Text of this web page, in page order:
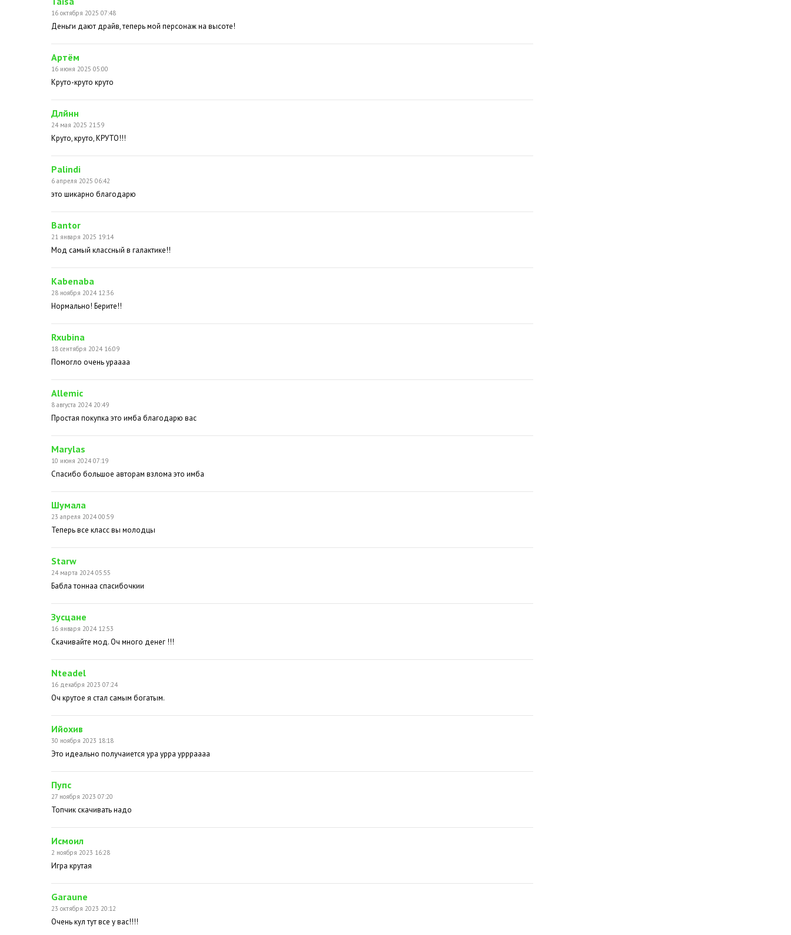
16 октября 2025 07:48
Деньги дают драйв, теперь мой персонаж на высоте!
Артём
16 июня 2025 05:00
Круто-круто круто
Длйнн
24 мая 2025 21:59
Круто, круто, КРУТО!!!
Palindi
6 апреля 2025 06:42
это шикарно благодарю
Bantor
21 января 2025 19:14
Мод самый классный в галактике!!
Kabenaba
28 ноября 2024 12:36
Нормально! Берите!!
Rxubina
18 сентября 2024 16:09
Помогло очень ураааа
Allemic
8 августа 2024 20:49
Простая покупка это имба благодарю вас
Marylas
10 июня 2024 07:19
Спасибо большое авторам взлома это имба
Шумала
23 апреля 2024 00:59
Теперь все класс вы молодцы
Starw
24 марта 2024 05:55
Бабла тоннаа спасибочкии
Зусцане
16 января 2024 12:53
Скачивайте мод. Оч много денег !!!
Nteadel
16 декабря 2023 07:24
Оч крутое я стал самым богатым.
Ийохив
30 ноября 2023 18:18
Это идеально получаиется ура урра уррраааа
Пупс
27 ноября 2023 07:20
Топчик скачивать надо
Исмоил
2 ноября 2023 16:28
Игра крутая
Garaune
23 октября 2023 20:12
Очень кул тут все у вас!!!!